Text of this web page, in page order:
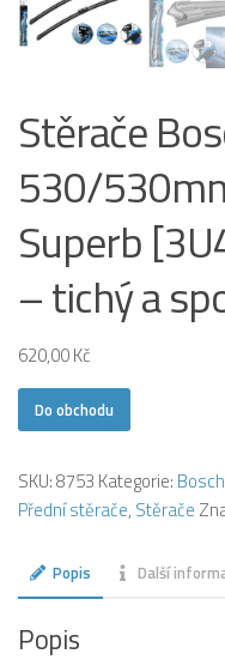
Stěrače
530/
Superb
– tichý a
620,00Kč
Do obchodu
SKU:8753 Kategorie:
Přední stěrače, Stěrače
Popis Další
Popis